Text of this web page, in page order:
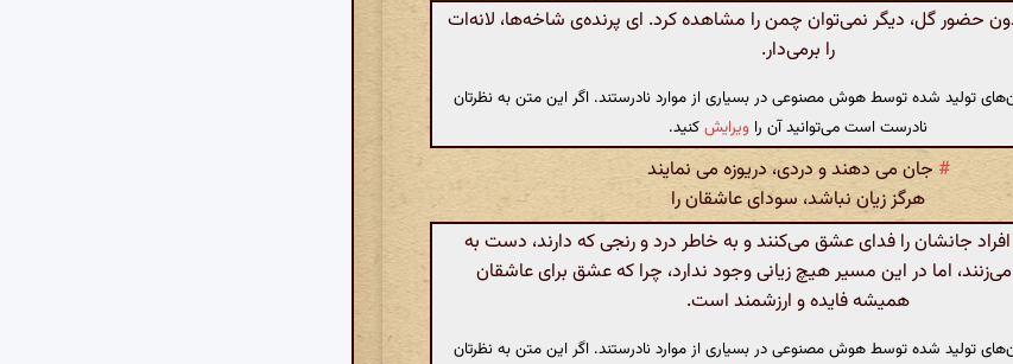
گل، دیگر نمی‌توان چمن را مشاهده کرد. ای پرنده‌ی شاخه‌ها، لانه‌ات
را برمی‌دار.
تولید شده توسط هوش مصنوعی در بسیاری از موارد نادرستند. اگر این متن به نظرتان
نادرست است می‌توانید آن را ویرایشکنید.
# جان می دهند و دردی، دریوزه می نمایند
هرگز زیان نباشد، سودای عاشقان را
جانشان را فدای عشق می‌کنند و به خاطر درد و رنجی که دارند، دست به
اما در این مسیر هیچ زیانی وجود ندارد، چرا که عشق برای عاشقان
همیشه فایده و ارزشمند است.
تولید شده توسط هوش مصنوعی در بسیاری از موارد نادرستند. اگر این متن به نظرتان